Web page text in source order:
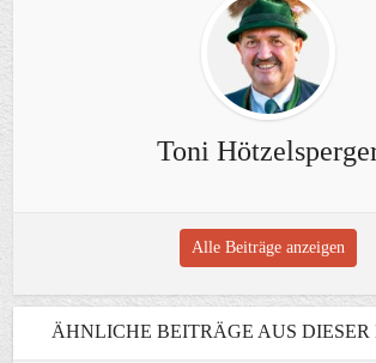
Toni
Alle Beiträge anzeigen
ÄHNLICHE BEITRÄGE AUS DIESER